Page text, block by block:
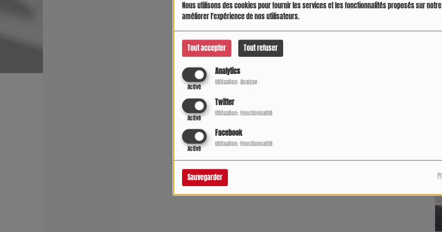
Nous utilisons des cookies pour fournir les services et les fonctionnalités proposés sur
améliorer l'expérience de nos utilisateurs.
Tout accepter Tout refuser
Analytics
Activé
Utilisation: Analyse
Twitter
Activé
Utilisation: Fonctionnalité
Facebook
Activé
Utilisation: Fonctionnalité
Sauvegarder